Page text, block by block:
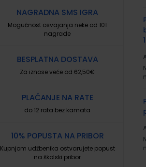
NAGRADNA SMS IGRA
Mogućnost osvajanja neke od 101
nagrade
BESPLATNA DOSTAVA
Za iznose veće od 62,50€
PLAĆANJE NA RATE
do 12 rata bez kamata
10% POPUSTA NA PRIBOR
Kupnjom udžbenika ostvarujete popust
na školski pribor